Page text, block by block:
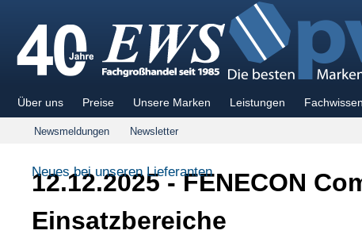
Über uns Preise Unsere Marken Leistungen Fachwissen
Newsmeldungen Newsletter
Neues bei unseren Lieferanten
12.12.2025 - FENECON
Einsatzbereiche